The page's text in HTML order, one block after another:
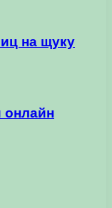
на щуку
онлайн